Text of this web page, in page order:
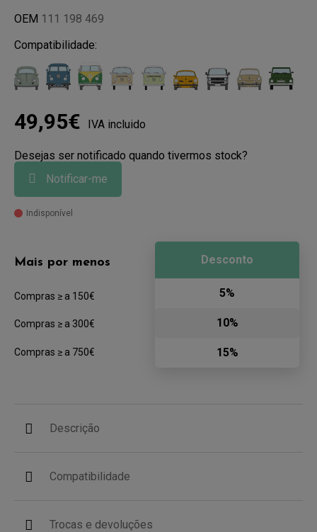
OEM 111 198 469
Compatibilidade:
49,95€ IVA incluido
Desejas ser notificado quando tivermos stock?
Notificar-me
Indisponível
Mais por menos
Compras ≥ a 150€
Compras ≥ a 300€
Compras ≥ a 750€
Desconto
5%
10%
15%
Descrição
Compatibilidade
Trocas e devoluções